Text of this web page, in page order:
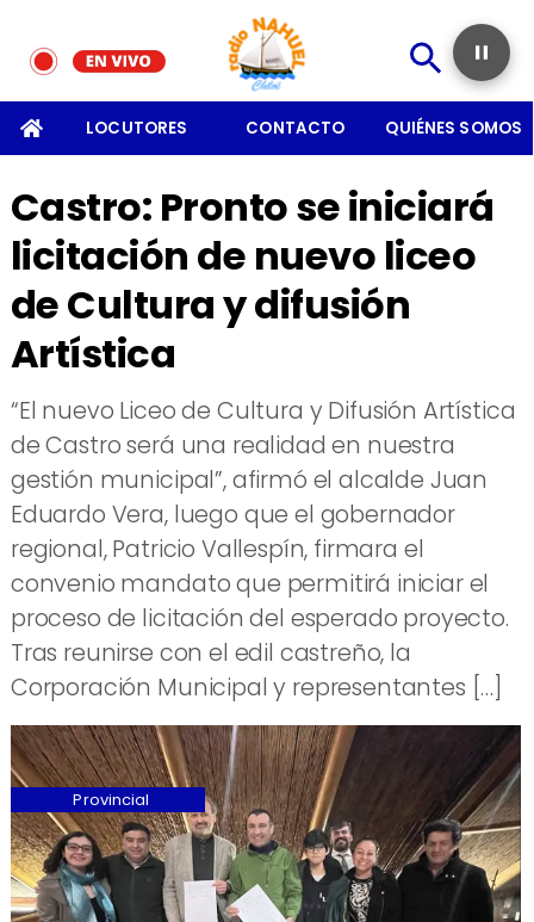
LOCUTORES CONTACTO QUIÉNES SOMOS
Castro: Pronto se iniciará
licitación de nuevo liceo
de Cultura y difusión
Artística
“El nuevo Liceo de Cultura y Difusión Artística
de Castro será una realidad en nuestra
gestión municipal”, afirmó el alcalde Juan
Eduardo Vera, luego que el gobernador
regional, Patricio Vallespín, firmara el
convenio mandato que permitirá iniciar el
proceso de licitación del esperado proyecto.
Tras reunirse con el edil castreño, la
Corporación Municipal y representantes […]
Provincial